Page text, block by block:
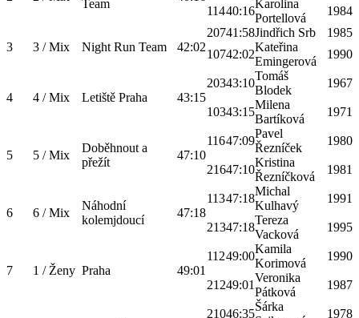
Team
11440:16
Karolina
Portellová
1984
3 3 / Mix Night Run Team 42:02
20741:58Jindřich Srb
1985
10742:02
Kateřina
Emingerová
1990
4 4 / Mix Letiště Praha 43:15
20343:10
Tomáš
Blodek
1967
10343:15
Milena
Bartíková
1971
5 5 / Mix
Doběhnout a
přežít
47:10
11647:09
Pavel
Řezníček
1980
21647:10
Kristina
Řezníčková
1981
6 6 / Mix
Náhodní
kolemjdoucí
47:18
11347:18
Michal
Kulhavý
1991
21347:18
Tereza
Vacková
1995
7 1 / Ženy Praha 49:01
11249:00
Kamila
Korimová
1990
21249:01
Veronika
Pátková
1987
21046:35
Šárka
1978